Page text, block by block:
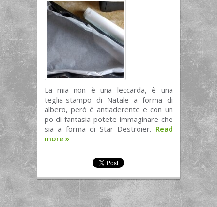
La mia non è una leccarda, è una
teglia-stampo di Natale a forma di
albero, però è antiaderente e con un
po di fantasia potete immaginare che
sia a forma di Star Destroier. Read
more »